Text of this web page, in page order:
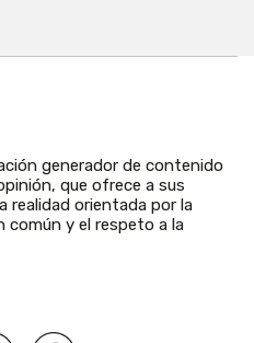
generador de contenido
que ofrece a sus
realidad orientada por la
común y el respeto a la